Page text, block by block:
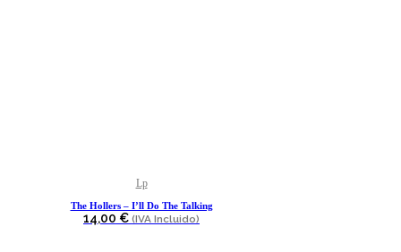
Lp
The Hollers – I’ll Do The Talking
14,00 € (IVA Incluido)